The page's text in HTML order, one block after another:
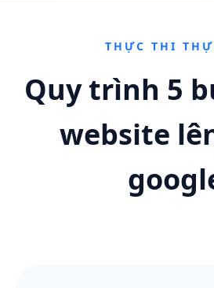
THỰC THI
Quy trình 5
website